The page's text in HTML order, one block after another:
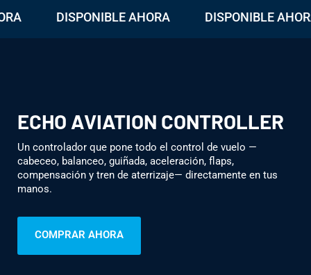
DISPONIBLE AHORA DISPONIBLE AHORA
ECHO AVIATION CONTROLLER
Un controlador que pone todo el control de vuelo —
cabeceo, balanceo, guiñada, aceleración, flaps,
compensación y tren de aterrizaje— directamente en tus
manos.
COMPRAR AHORA